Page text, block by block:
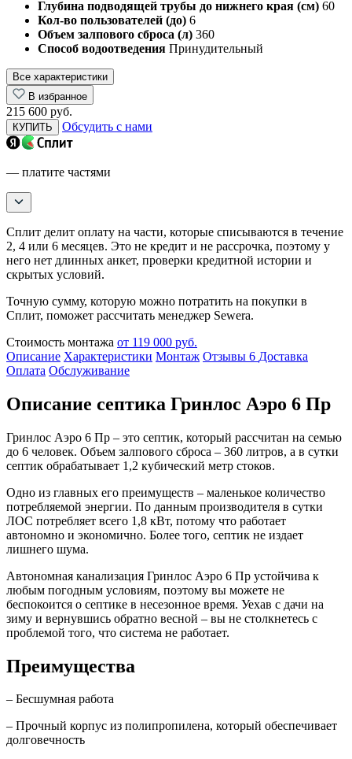
Глубина подводящей трубы до нижнего края (см) 60
Кол-во пользователей (до) 6
Объем залпового сброса (л) 360
Способ водоотведения Принудительный
Все характеристики
В избранное
215 600 руб.
КУПИТЬ Обсудить с нами
— платите частями
Сплит делит оплату на части, которые списываются в течение
2, 4 или 6 месяцев. Это не кредит и не рассрочка, поэтому у
него нет длинных анкет, проверки кредитной истории и
скрытых условий.
Точную сумму, которую можно потратить на покупки в
Сплит, поможет рассчитать менеджер Sewera.
Стоимость монтажа от 119 000 руб.
Описание Характеристики Монтаж Отзывы 6 Доставка
Оплата Обслуживание
Описание септика Гринлос Аэро 6 Пр
Гринлос Аэро 6 Пр – это септик, который рассчитан на семью
до 6 человек. Объем залпового сброса – 360 литров, а в сутки
септик обрабатывает 1,2 кубический метр стоков.
Одно из главных его преимуществ – маленькое количество
потребляемой энергии. По данным производителя в сутки
ЛОС потребляет всего 1,8 кВт, потому что работает
автономно и экономично. Более того, септик не издает
лишнего шума.
Автономная канализация Гринлос Аэро 6 Пр устойчива к
любым погодным условиям, поэтому вы можете не
беспокоится о септике в несезонное время. Уехав с дачи на
зиму и вернувшись обратно весной – вы не столкнетесь с
проблемой того, что система не работает.
Преимущества
– Бесшумная работа
– Прочный корпус из полипропилена, который обеспечивает
долговечность